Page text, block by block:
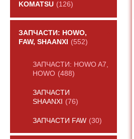
KOMATSU (126)
ЗАПЧАСТИ: HOWO,
FAW, SHAANXI
(552)
ЗАПЧАСТИ: HOWO A7,
HOWO (488)
ЗАПЧАСТИ
SHAANXI
(76)
ЗАПЧАСТИ FAW (30)